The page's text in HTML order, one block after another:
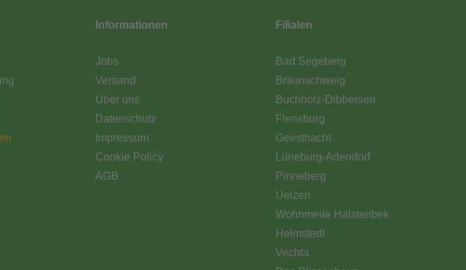
Informationen
Jobs
Versand
Über uns
Datenschutz
Impressum
Cookie Policy
AGB
Filialen
Bad Segeberg
Braunschweig
Buchholz-Dibbersen
Flensburg
Geesthacht
Lüneburg-Adendorf
Pinneberg
Uelzen
Wohnmeile Halstenbek
Helmstedt
Vechta